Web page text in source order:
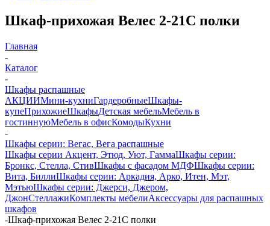
Шкаф-прихожая Велес 2-21С полки
Главная
-
Каталог
-
Шкафы распашные
АКЦИИМини-кухниГардеробныеШкафы-
купеПрихожиеШкафыДетская мебельМебель в
гостиннуюМебель в офисКомодыКухни
-
Шкафы серии: Вегас, Вега распашные
Шкафы серии Акцент, Этюд, Уют, ГаммаШкафы серии:
Бронкс, Стелла, СтивШкафы с фасадом МДФШкафы серии:
Вита, БиллиШкафы серии: Аркадия, Арко, Итен, Мэт,
МэтьюШкафы серии: Джерси, Джером,
ДжонСтеллажиКомплекты мебелиАксессуары для распашных
шкафов
-Шкаф-прихожая Велес 2-21С полки